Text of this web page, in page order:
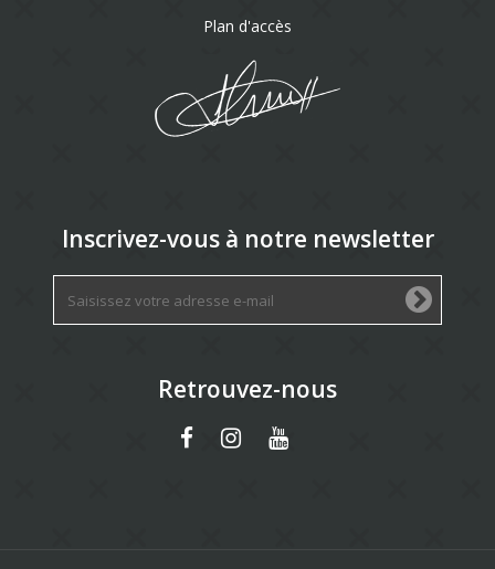
Plan d'accès
Inscrivez-vous à notre newsletter
Retrouvez-nous